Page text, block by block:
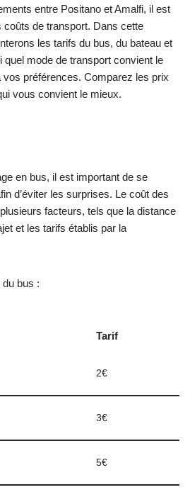
entre Positano et Amalfi, il est
de transport. Dans cette
les tarifs du bus, du bateau et
quel mode de transport convient le
vos préférences. Comparez les prix
vous convient le mieux.
en bus, il est important de se
d’éviter les surprises. Le coût des
facteurs, tels que la distance
et les tarifs établis par la
bus :
Tarif
2€
3€
5€